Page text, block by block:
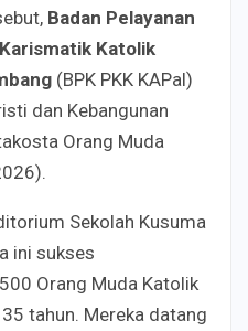
Badan Pelayanan
Katolik
(BPK PKK KAPal)
dan Kebangunan
Orang Muda
Sekolah Kusuma
ini sukses
Orang Muda Katolik
tahun. Mereka datang